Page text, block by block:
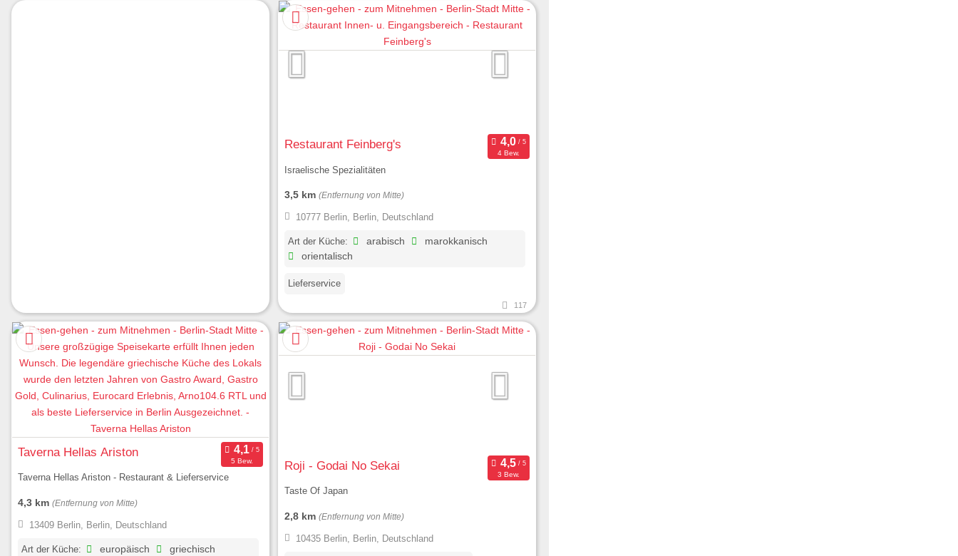
Restaurant Feinberg's
4 Bew.
Israelische Spezialitäten
3,5 km (Entfernung von Mitte)
10777 Berlin, Berlin, Deutschland
Art der Küche: arabisch
marokkanisch
orientalisch
Lieferservice
117
Taverna Hellas Ariston
5 Bew.
Taverna Hellas Ariston - Restaurant & Lieferservice
4,3 km (Entfernung von Mitte)
13409 Berlin, Berlin, Deutschland
Art der Küche: europäisch
griechisch
Roji - Godai No Sekai
3 Bew.
Taste Of Japan
2,8 km (Entfernung von Mitte)
10435 Berlin, Berlin, Deutschland